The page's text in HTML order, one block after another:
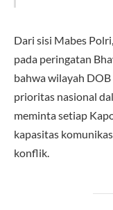
Dari sisi Mabes
pada peringatan
bahwa wilayah
prioritas nasional
meminta setiap
kapasitas
konflik.